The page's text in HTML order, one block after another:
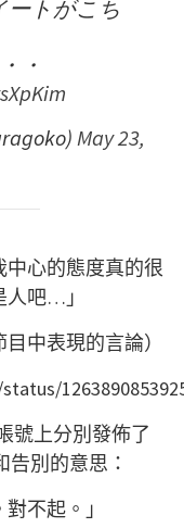
ートがこち
・
May 23,
中心的態度真的很
吧…」
中表現的言論）
號上分別發佈了
別的意思：
不起。」